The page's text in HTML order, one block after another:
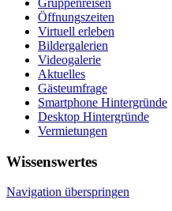
Öffnungszeiten
Virtuell erleben
Bildergalerien
Videogalerie
Aktuelles
Gästeumfrage
Smartphone Hintergründe
Desktop Hintergründe
Vermietungen
Wissenswertes
Navigation überspringen